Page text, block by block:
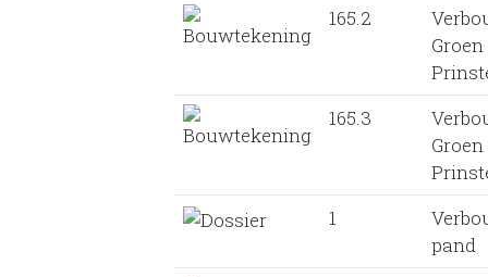
165.2
165.3
1
pand